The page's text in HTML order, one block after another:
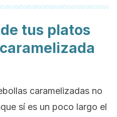
tus platos
caramelizadas no
sí es un poco largo el